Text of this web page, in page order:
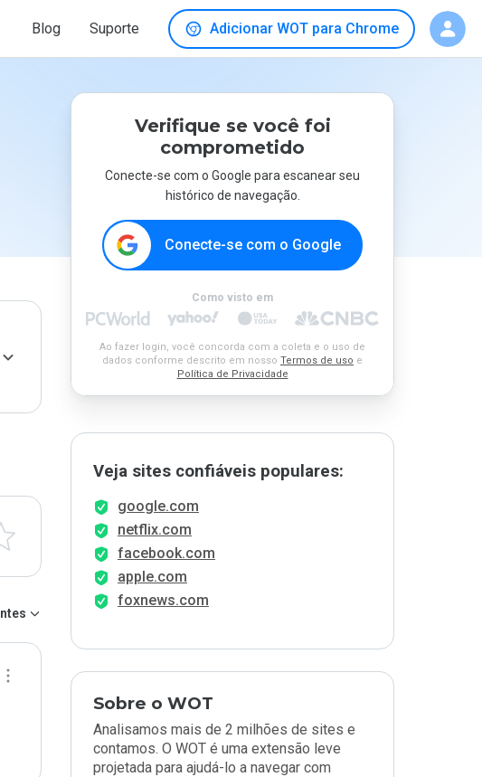
Blog Suporte Adicionar WOT para Chrome
Verifique se você foi
comprometido
Conecte-se com o Google para escanear seu
histórico de navegação.
Conecte-se com o Google
Como visto em
Ao fazer login, você concorda com a coleta e o uso de
dados conforme descrito em nosso Termos de uso e
Política de Privacidade
Veja sites confiáveis populares:
google.com
netflix.com
facebook.com
apple.com
foxnews.com
Sobre o WOT
Analisamos mais de 2 milhões de sites e
contamos. O WOT é uma extensão leve
projetada para ajudá-lo a navegar com